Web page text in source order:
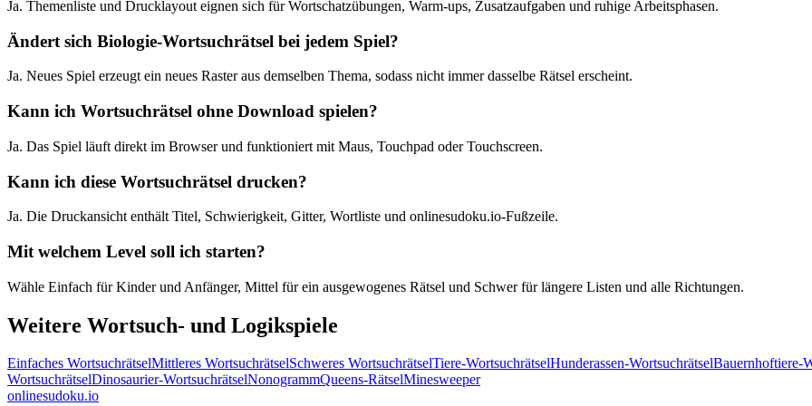
Ja. Themenliste und Drucklayout eignen sich für Wortschatzübungen, Warm-ups, Zusatzaufgaben und ruhige Arbeitsphasen.
Ändert sich Biologie-Wortsuchrätsel bei jedem Spiel?
Ja. Neues Spiel erzeugt ein neues Raster aus demselben Thema, sodass nicht immer dasselbe Rätsel erscheint.
Kann ich Wortsuchrätsel ohne Download spielen?
Ja. Das Spiel läuft direkt im Browser und funktioniert mit Maus, Touchpad oder Touchscreen.
Kann ich diese Wortsuchrätsel drucken?
Ja. Die Druckansicht enthält Titel, Schwierigkeit, Gitter, Wortliste und onlinesudoku.io-Fußzeile.
Mit welchem Level soll ich starten?
Wähle Einfach für Kinder und Anfänger, Mittel für ein ausgewogenes Rätsel und Schwer für längere Listen und alle Richtungen.
Weitere Wortsuch- und Logikspiele
Einfaches WortsuchrätselMittleres WortsuchrätselSchweres WortsuchrätselTiere-WortsuchrätselHunderassen-WortsuchrätselBauernhoftiere-
WortsuchrätselDinosaurier-WortsuchrätselNonogrammQueens-RätselMinesweeper
onlinesudoku.io